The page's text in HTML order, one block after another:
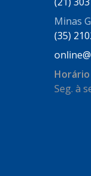
Minas
(35)
Seg. à